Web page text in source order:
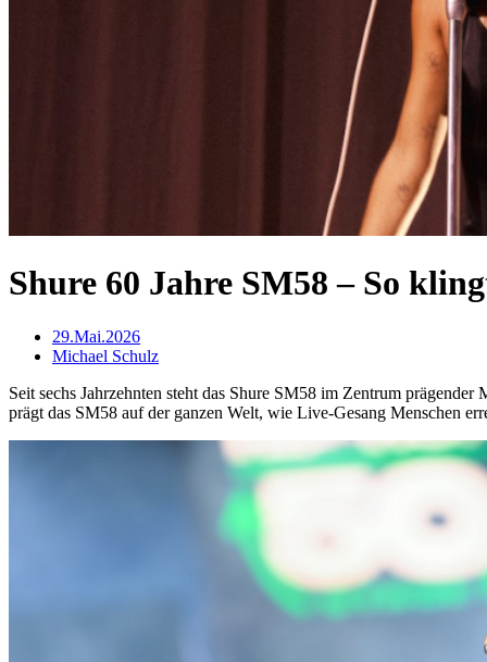
Shure 60 Jahre SM58 – So
29.Mai.2026
Michael Schulz
Seit sechs Jahrzehnten steht das Shure SM58 im Zentrum
prägt das SM58 auf der ganzen Welt, wie Live-Gesang Menschen